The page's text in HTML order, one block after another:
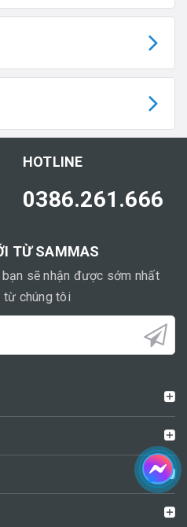
HOTLINE
0386.261.666
TỪ SAMMAS
sẽ nhận được sớm nhất
từ chúng tôi